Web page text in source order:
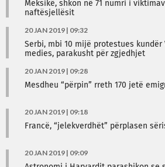
Meksikë, shkon në 71 numri i
naftësjellësit
20 JAN 2019 | 09:32
Serbi, mbi 10 mijë protestues kundër
medies, parakusht për zgjedhjet
20 JAN 2019 | 09:28
Mesdheu “përpin” rreth 170 jetë
20 JAN 2019 | 09:18
Francë, “jelekverdhët” përplasen
20 JAN 2019 | 09:09